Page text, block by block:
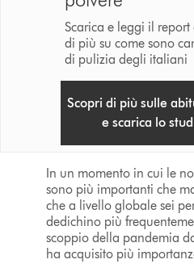
Scarica e leggi il
di più su come sono
di pulizia degli italiani
Scopri di più sulle
e scarica lo
In un momento in cui le
sono più importanti che
che a livello globale sei
dedichino più
scoppio della pandemia
ha acquisito più